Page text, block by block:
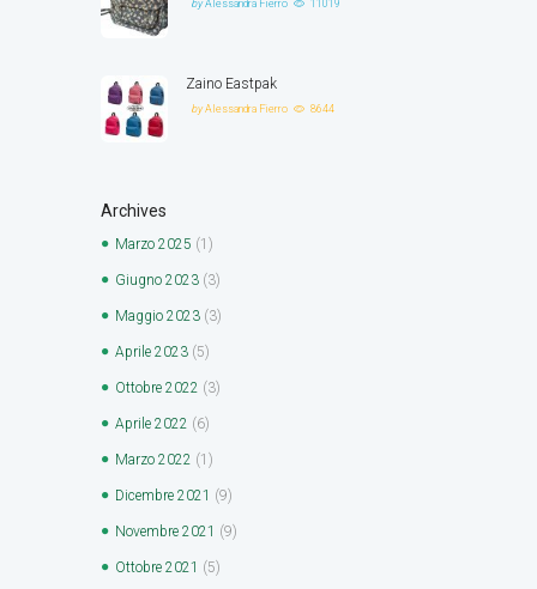
byAlessandra Fierro 11019
Zaino Eastpak
byAlessandra Fierro 8644
Archives
Marzo 2025 (1)
Giugno 2023 (3)
Maggio 2023 (3)
Aprile 2023 (5)
Ottobre 2022 (3)
Aprile 2022 (6)
Marzo 2022 (1)
Dicembre 2021 (9)
Novembre 2021 (9)
Ottobre 2021 (5)